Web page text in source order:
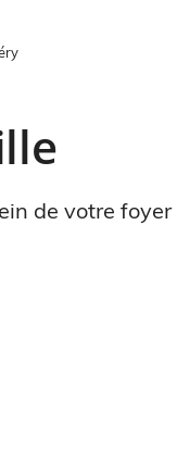
de votre foyer